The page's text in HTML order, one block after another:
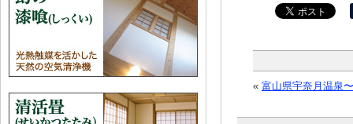
« 富山県宇奈月温泉